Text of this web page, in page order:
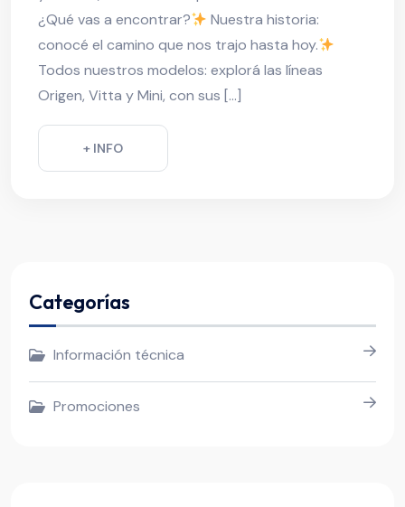
¿Qué vas a encontrar?
Nuestra historia:
conocé el camino que nos trajo hasta hoy.
Todos nuestros modelos: explorá las líneas
Origen, Vitta y Mini, con sus […]
+ INFO
Categorías
Información técnica
Promociones